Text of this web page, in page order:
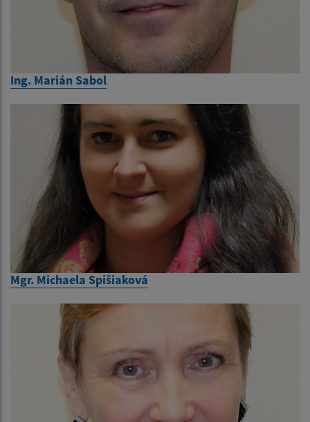
Ing. Marián Sabol
Mgr. Michaela Spišiaková